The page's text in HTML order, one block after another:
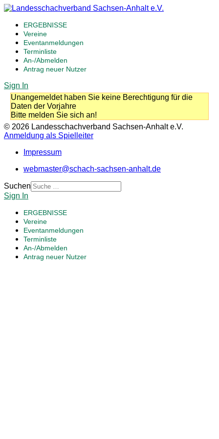
ERGEBNISSE
Vereine
Eventanmeldungen
Terminliste
An-/Abmelden
Antrag neuer Nutzer
Sign In
Unangemeldet haben Sie keine Berechtigung für die
Daten der Vorjahre
Bitte melden Sie sich an!
© 2026 Landesschachverband Sachsen-Anhalt e.V.
Anmeldung als Spielleiter
Impressum
webmaster@schach-sachsen-anhalt.de
Suchen
Sign In
ERGEBNISSE
Vereine
Eventanmeldungen
Terminliste
An-/Abmelden
Antrag neuer Nutzer